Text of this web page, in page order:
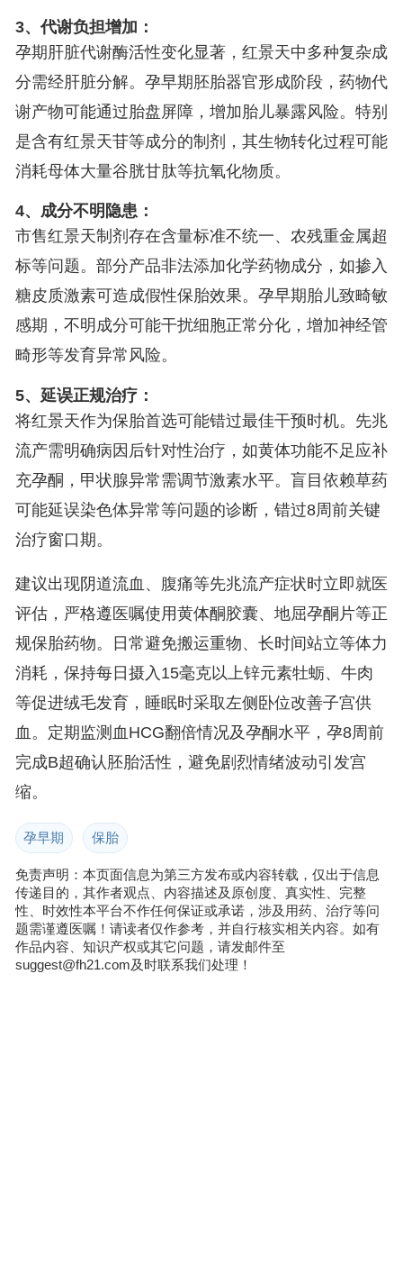
3、代谢负担增加：
孕期肝脏代谢酶活性变化显著，红景天中多种复杂成
分需经肝脏分解。孕早期胚胎器官形成阶段，药物代
谢产物可能通过胎盘屏障，增加胎儿暴露风险。特别
是含有红景天苷等成分的制剂，其生物转化过程可能
消耗母体大量谷胱甘肽等抗氧化物质。
4、成分不明隐患：
市售红景天制剂存在含量标准不统一、农残重金属超
标等问题。部分产品非法添加化学药物成分，如掺入
糖皮质激素可造成假性保胎效果。孕早期胎儿致畸敏
感期，不明成分可能干扰细胞正常分化，增加神经管
畸形等发育异常风险。
5、延误正规治疗：
将红景天作为保胎首选可能错过最佳干预时机。先兆
流产需明确病因后针对性治疗，如黄体功能不足应补
充孕酮，甲状腺异常需调节激素水平。盲目依赖草药
可能延误染色体异常等问题的诊断，错过8周前关键
治疗窗口期。
建议出现阴道流血、腹痛等先兆流产症状时立即就医
评估，严格遵医嘱使用黄体酮胶囊、地屈孕酮片等正
规保胎药物。日常避免搬运重物、长时间站立等体力
消耗，保持每日摄入15毫克以上锌元素牡蛎、牛肉
等促进绒毛发育，睡眠时采取左侧卧位改善子宫供
血。定期监测血HCG翻倍情况及孕酮水平，孕8周前
完成B超确认胚胎活性，避免剧烈情绪波动引发宫
缩。
孕早期 保胎
免责声明：本页面信息为第三方发布或内容转载，仅出于信息
传递目的，其作者观点、内容描述及原创度、真实性、完整
性、时效性本平台不作任何保证或承诺，涉及用药、治疗等问
题需谨遵医嘱！请读者仅作参考，并自行核实相关内容。如有
作品内容、知识产权或其它问题，请发邮件至
suggest@fh21.com及时联系我们处理！